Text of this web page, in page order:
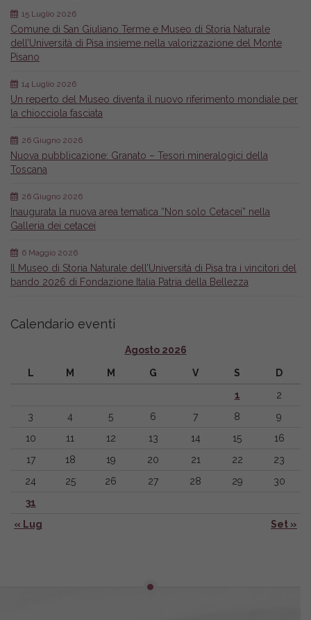
Comune di San Giuliano Terme e Museo di Storia Naturale
dell’Università di Pisa insieme nella valorizzazione del Monte
Pisano
15 Luglio 2026
Un reperto del Museo diventa il nuovo riferimento mondiale per
la chiocciola fasciata
14 Luglio 2026
Nuova pubblicazione: Granato – Tesori mineralogici della
Toscana
26 Giugno 2026
Inaugurata la nuova area tematica “Non solo Cetacei” nella
Galleria dei cetacei
26 Giugno 2026
Il Museo di Storia Naturale dell’Università di Pisa tra i vincitori del
bando 2026 di Fondazione Italia Patria della Bellezza
6 Maggio 2026
Calendario eventi
Agosto 2026
L M M G V S D
« Lug Set »
1
2
3
4 5 6 7 8
9
10
11 12 13 14 15
16
17
18 19 20 21 22
23
24
25 26 27 28 29
30
31